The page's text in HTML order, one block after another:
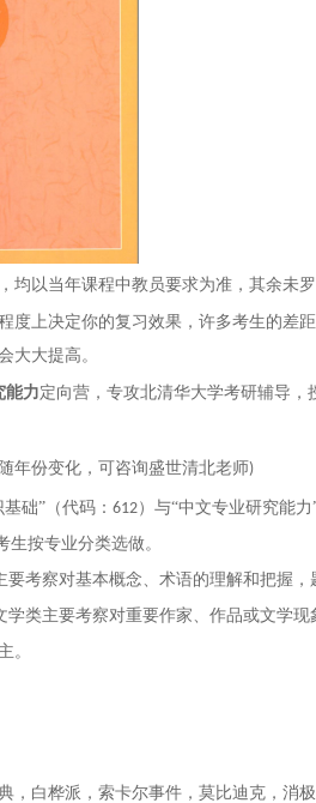
均以当年课程中教员要求为准，其余未
度上决定你的复习效果，许多考生的差
大大提高。
能力定向营，专攻北清华大学考研辅导
年份变化，可咨询盛世清北老师)
础”（代码： 612）与“中文专业研究能力
按专业分类选做。
要考察对基本概念、术语的理解和把握
学类主要考察对重要作家、作品或文学
。
，白桦派，索卡尔事件，莫比迪克，消